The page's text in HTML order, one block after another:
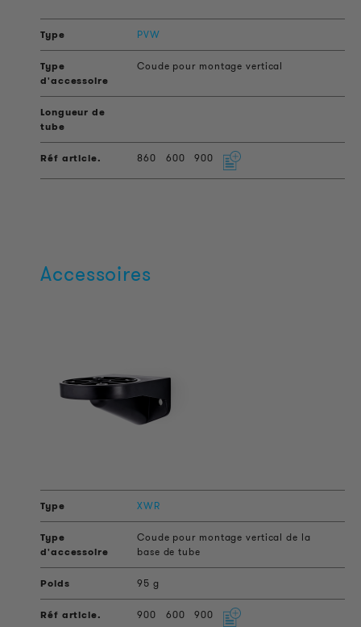
PVW
Coude pour montage vertical
860 600 900
Accessoires
XWR
Coude pour montage vertical de la
base de tube
95 g
900 600 900